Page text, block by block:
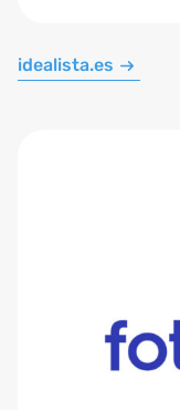
idealista.es